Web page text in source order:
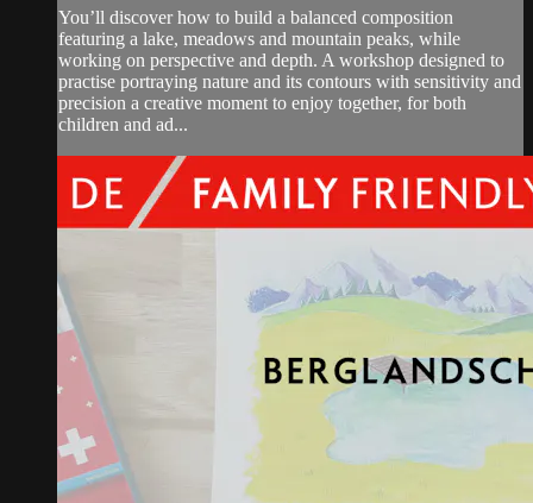
You’ll discover how to build a balanced composition
featuring a lake, meadows and mountain peaks, while
working on perspective and depth. A workshop designed to
practise portraying nature and its contours with sensitivity and
precision a creative moment to enjoy together, for both
children and ad...